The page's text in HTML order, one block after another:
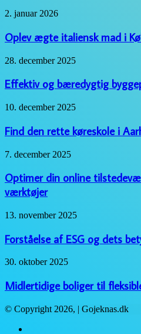
hvad
typisk
Oplev
italiensk
mad
i
København
2. januar 2026
Oplev ægte italiensk mad i
Effektiv
bæredygtig
byggepraksis
28. december 2025
Effektiv og bæredygtig
Find
rette
køreskole
i
Aarhus
10. december 2025
Find den rette køreskole i
Optimer
online
tilstedeværelse
med
rette
værktøjer
7. december 2025
Optimer din online
værktøjer
Forståelse
ESG
og
dets
betydning
virksomheder
13. november 2025
Forståelse af ESG og dets
Midlertidige
til
fleksible
løsninger
30. oktober 2025
Midlertidige boliger til
© Copyright 2026, | Gojeknas.dk
Close